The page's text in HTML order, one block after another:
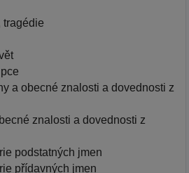
tragédie
a obecné znalosti a dovednosti z
znalosti a dovednosti z
podstatných jmen
přídavných jmen